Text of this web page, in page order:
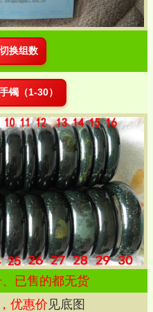
切换组数
镯（1-30）
已售的都无货
优惠价见底图